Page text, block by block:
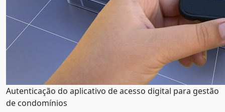
Autenticação do aplicativo de acesso digital para gestão
de condomínios